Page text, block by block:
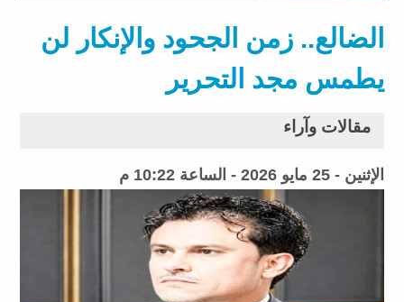
الضالع.. زمن الجحود والإنكار لن
يطمس مجد التحرير
مقالات وآراء
الإثنين - 25 مايو 2026 - الساعة 10:22 م